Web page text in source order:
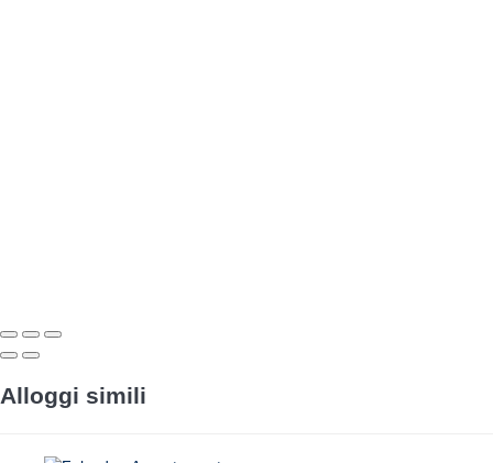
Alloggi simili